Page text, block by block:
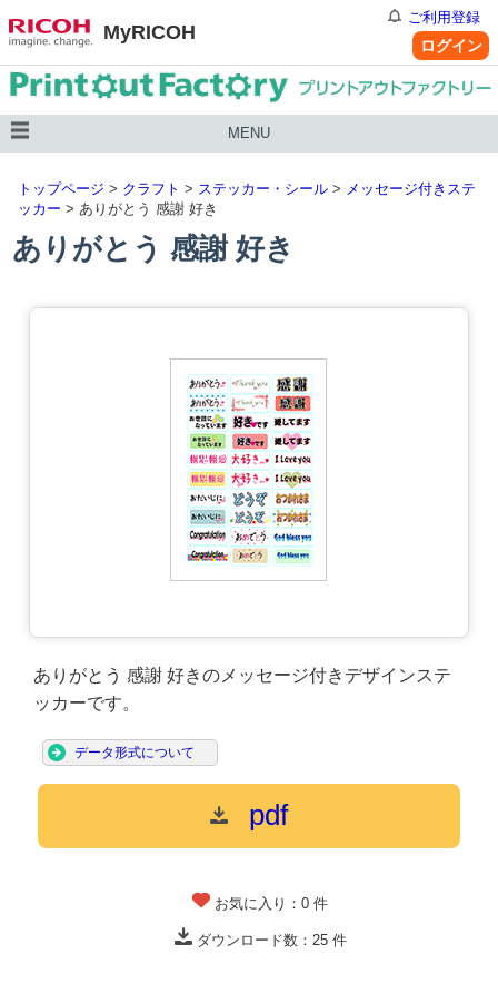
MyRICOH
ご利用登録
ログイン
MENU
トップページ > クラフト > ステッカー・シール > メッセージ付きステ
ッカー > ありがとう 感謝 好き
ありがとう 感謝 好き
ありがとう 感謝 好きのメッセージ付きデザインステ
ッカーです。
データ形式について
pdf
お気に入り：0 件
ダウンロード数： 25件